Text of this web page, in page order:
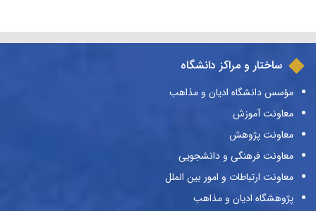
ساختار و مراکز دانشگاه
مؤسس دانشگاه ادیان و مذاهب
معاونت آموزش
معاونت پژوهش
معاونت فرهنگی و دانشجویی
معاونت ارتباطات و امور بین الملل
پژوهشگاه ادیان و مذاهب